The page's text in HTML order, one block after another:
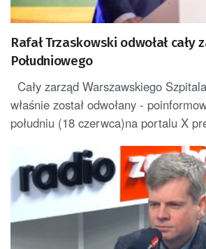
Rafał Trzaskowski odwołał cały
Południowego
Cały zarząd Warszawskiego
właśnie został odwołany -
południu (18 czerwca)na portalu X